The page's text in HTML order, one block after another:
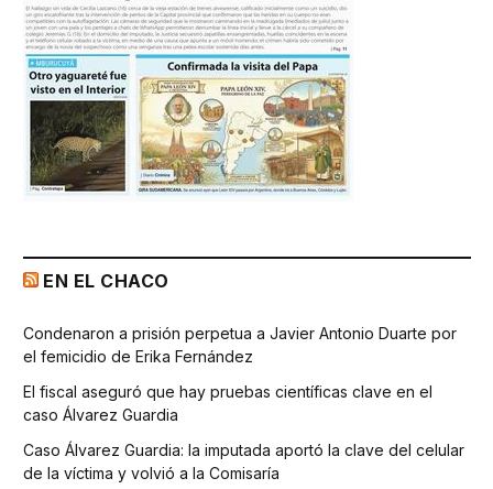
EN EL CHACO
Condenaron a prisión perpetua a Javier Antonio Duarte por
el femicidio de Erika Fernández
El fiscal aseguró que hay pruebas científicas clave en el
caso Álvarez Guardia
Caso Álvarez Guardia: la imputada aportó la clave del celular
de la víctima y volvió a la Comisaría